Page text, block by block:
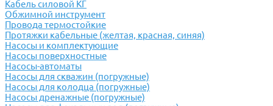
Кабель силовой КГ
Обжимной инструмент
Провода термостойкие
Протяжки кабельные (желтая, красная, синяя)
Насосы и комплектующие
Насосы поверхностные
Насосы-автоматы
Насосы для скважин (погружные)
Насосы для колодца (погружные)
Насосы дренажные (погружные)